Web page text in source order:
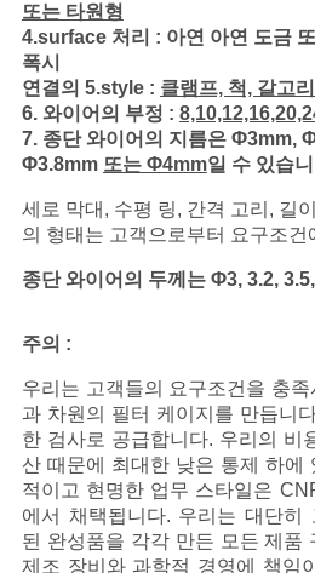
또는 타원형
4.surface 처리 : 아연 아연 도금
폭시
연결의 5.style : 클램프, 척, 갈고
6. 와이어의 부정 :
7. 종단 와이어의 지름은 Φ3mm,
Φ3.8mm 또는 Φ4mm일 수 있습
세로 막대, 수평 링, 간격 고리, 길
의 형태는 고객으로부터 요구조건
종단 와이어의 두께는 Φ3, 3.2,
주의 :
우리는 고객들의 요구조건을 충
과 차원의 필터 케이지를 만듭니
한 검사로 공급합니다. 우리의 비
산 때문에 최대한 낮은 통제 하에
적이고 현명한 업무 스타일은
에서 채택됩니다. 우리는 대단히
된 완성품을 각각 만든 모든 제품
제조 장비와 과학적 경영에 책임